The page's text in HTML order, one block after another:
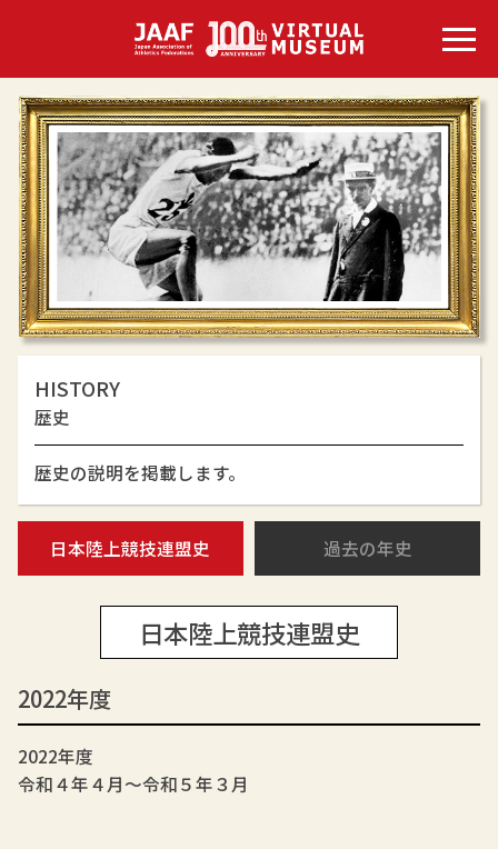
HISTORY
歴史
歴史の説明を掲載します。
日本陸上競技連盟史 過去の年史
日本陸上競技連盟史
2022年度
2022年度
令和４年４月～令和５年３月